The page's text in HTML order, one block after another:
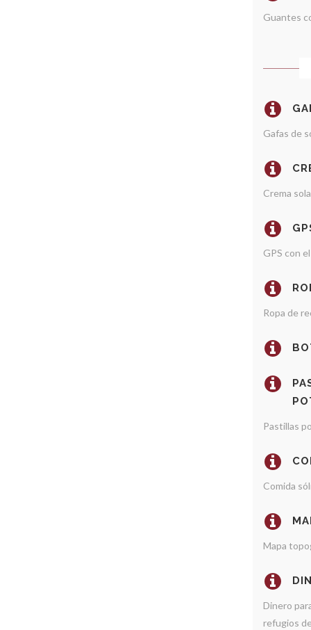
Guantes
Gafas de
Crema
GPS con
Ropa de
Pastillas
Comida
Mapa
Dinero
refugios